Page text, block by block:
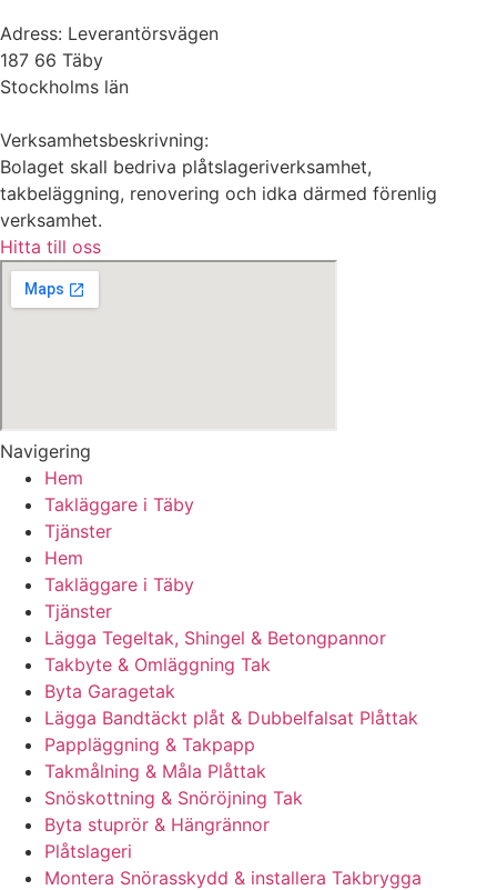
Adress: Leverantörsvägen
187 66 Täby
Stockholms län
Verksamhetsbeskrivning:
Bolaget skall bedriva plåtslageriverksamhet,
takbeläggning, renovering och idka därmed förenlig
verksamhet.
Hitta till oss
Navigering
Hem
Takläggare i Täby
Tjänster
Hem
Takläggare i Täby
Tjänster
Lägga Tegeltak, Shingel & Betongpannor
Takbyte & Omläggning Tak
Byta Garagetak
Lägga Bandtäckt plåt & Dubbelfalsat Plåttak
Pappläggning & Takpapp
Takmålning & Måla Plåttak
Snöskottning & Snöröjning Tak
Byta stuprör & Hängrännor
Plåtslageri
Montera Snörasskydd & installera Takbrygga